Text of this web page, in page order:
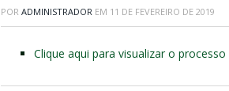
POR ADMINISTRADOR EM 11 DE FEVEREIRO DE 2019
Clique aqui para visualizar o